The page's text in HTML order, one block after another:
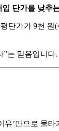
단가를 낮추
단가가 9천
는 믿음입니
’만으로 물